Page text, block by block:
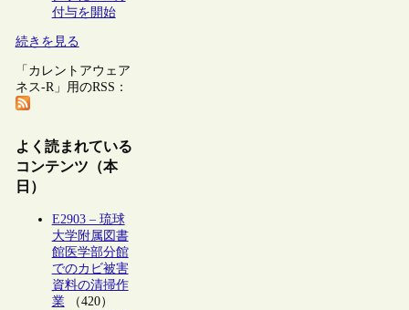
付与を開始
続きを見る
「カレントアウェア
ネス-R」用のRSS：
よく読まれている
コンテンツ（本
日）
E2903 – 琉球
大学附属図書
館医学部分館
でのカビ被害
資料の清掃作
業（420）